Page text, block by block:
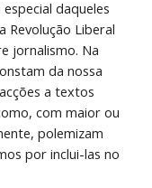
daqueles
Revolução Liberal
jornalismo. Na
da nossa
a textos
com maior ou
polemizam
por inclui-las no